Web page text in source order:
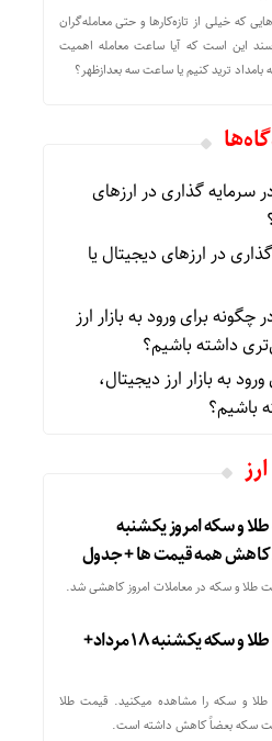
که خیلی از تازه‌کارها و حتی معامله‌گران
این است که آیا ساعت معامله اهمیت
ترید کنیم یا ساعت سه بعدازظهر؟
سرمایه گذاری در ارزهای
در ارزهای دیجیتال یا
چگونه برای ورود به بازار ارز
داشته باشیم؟
به بازار ارز دیجیتال،
باشیم؟
و سکه امروز یکشنبه
طلا و سکه در معاملات امروز کاهشی شد.
قیمت طلا و سکه یکشنبه 18 مرداد+
و سکه را مشاهده میکنید. قیمت‌ طلا
سکه بعضاً کاهش داشته است.